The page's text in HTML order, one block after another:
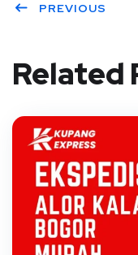
PREVIOUS
Related